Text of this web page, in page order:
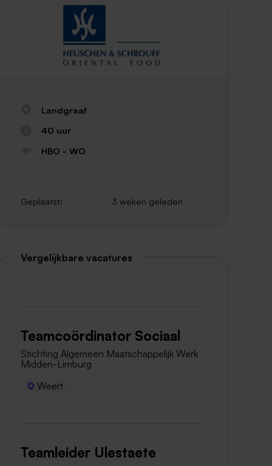
Landgraaf
40 uur
HBO - WO
Geplaatst: 3 weken geleden
Vergelijkbare vacatures
Teamcoördinator Sociaal
Stichting Algemeen Maatschappelijk Werk
Midden-Limburg
Weert
Teamleider Ulestaete